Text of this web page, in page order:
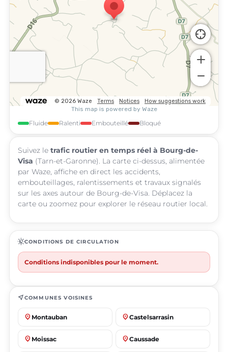
Fluide Ralenti Embouteillé Bloqué
Suivez le trafic routier en temps réel à Bourg-de-
Visa (Tarn-et-Garonne). La carte ci-dessus, alimentée
par Waze, affiche en direct les accidents,
embouteillages, ralentissements et travaux signalés
sur les axes autour de Bourg-de-Visa. Déplacez la
carte ou zoomez pour explorer le réseau routier local.
routineCONDITIONS DE CIRCULATION
Conditions indisponibles pour le moment.
near_meCOMMUNES VOISINES
place Montauban place Castelsarrasin
place Moissac place Caussade